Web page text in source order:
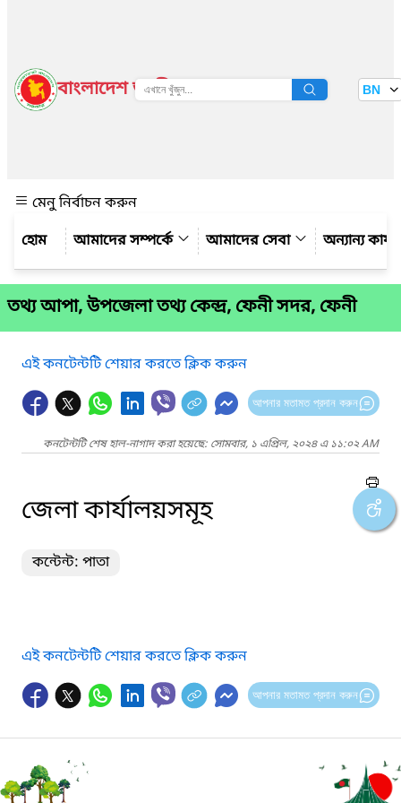
বাংলাদেশ জাতীয় তথ্য বাতায়ন BN
মেনু নির্বাচন করুন
আমাদের সম্পর্কে
আমাদের সেবা অন্যান্য
তথ্য আপা, উপজেলা তথ্য কেন্দ্র, ফেনী সদর, ফেনী
এই কনটেন্টটি শেয়ার করতে ক্লিক করুন
আপনার মতামত প্রদান করুন
কনটেন্টটি শেষ হাল-নাগাদ করা হয়েছে: সোমবার, ১ এপ্রিল, ২০২৪ এ ১১:০২ AM
জেলা কার্যালয়সমূহ
কন্টেন্ট: পাতা
এই কনটেন্টটি শেয়ার করতে ক্লিক করুন
আপনার মতামত প্রদান করুন